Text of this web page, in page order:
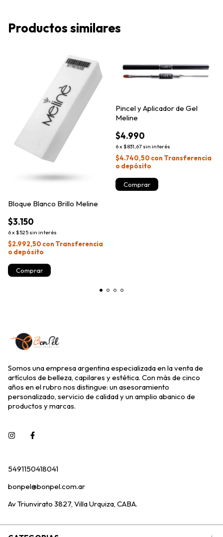
Productos similares
Bloque Blanco Brillo Meline
$3.150
6x $525 sin interés
$2.992,50 con Transferencia
o depósito
Pincel y Aplicador de Gel
Meline
$4.990
6x $831,67 sin interés
$4.740,50 con Transferencia
o depósito
Somos una empresa argentina especializada en la venta de
artículos de belleza, capilares y estética. Con más de cinco
años en el rubro nos distingue: un asesoramiento
personalizado, servicio de calidad y un amplio abanico de
productos y marcas.
5491150418041
bonpel@bonpel.com.ar
Av Triunvirato 3827, Villa Urquiza, CABA.